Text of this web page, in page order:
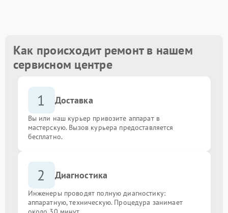
Замена блока питания
Замена процессора
Ремонт системы охлаждения
Восстановление информации с жесткого диска
Замена оперативной памяти от 1000.00 ₽
Как происходит ремонт в нашем
сервисном центре
1 Доставка
Вы или наш курьер привозите аппарат в
мастерскую. Вызов курьера предоставляется
бесплатно.
2 Диагностика
Инженеры проводят полную диагностику:
аппаратную, техническую. Процедура занимает